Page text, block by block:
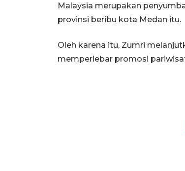
Malaysia merupakan
provinsi beribu kota Medan itu.
Oleh karena itu, Zumri
memperlebar promosi